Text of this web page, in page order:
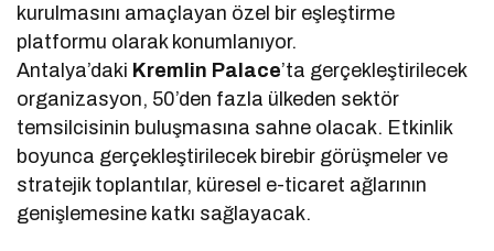
kurulmasını amaçlayan özel bir eşleştirme
platformu olarak konumlanıyor.
Antalya’daki Kremlin Palace’ta gerçekleştirilecek
organizasyon, 50’den fazla ülkeden sektör
temsilcisinin buluşmasına sahne olacak. Etkinlik
boyunca gerçekleştirilecek birebir görüşmeler ve
stratejik toplantılar, küresel e-ticaret ağlarının
genişlemesine katkı sağlayacak.